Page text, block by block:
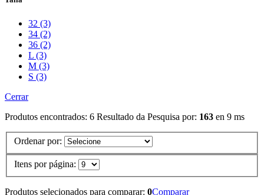
32 (3)
34 (2)
36 (2)
L (3)
M (3)
S (3)
Cerrar
Produtos encontrados: 6 Resultado da Pesquisa por: 163 en 9 ms
Ordenar por:
Itens por página:
Produtos selecionados para comparar: 0Comparar